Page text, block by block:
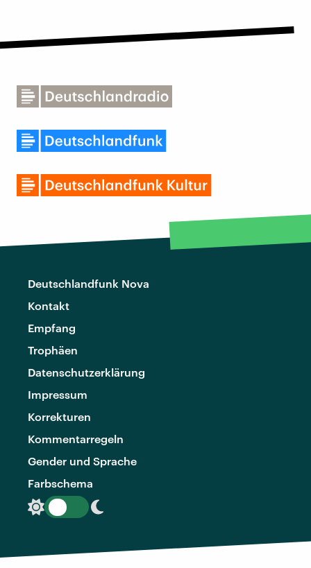
Deutschlandfunk Nova
Kontakt
Empfang
Trophäen
Datenschutzerklärung
Impressum
Korrekturen
Kommentarregeln
Gender und Sprache
Farbschema